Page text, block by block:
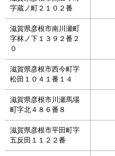
字蔵ノ町２１０２番
滋賀県彦根市南川瀬町
字林ノ下１３９２番２
０
滋賀県彦根市西今町字
松田１０４１番１４
滋賀県彦根市川瀬馬場
町字北４８６番８
滋賀県彦根市平田町字
五反田１１２２番